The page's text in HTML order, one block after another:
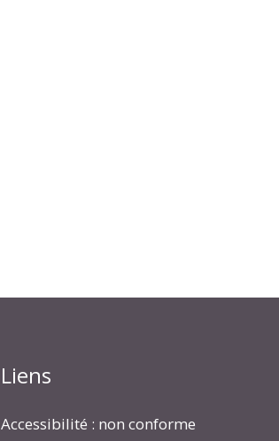
Liens
Accessibilité : non conforme